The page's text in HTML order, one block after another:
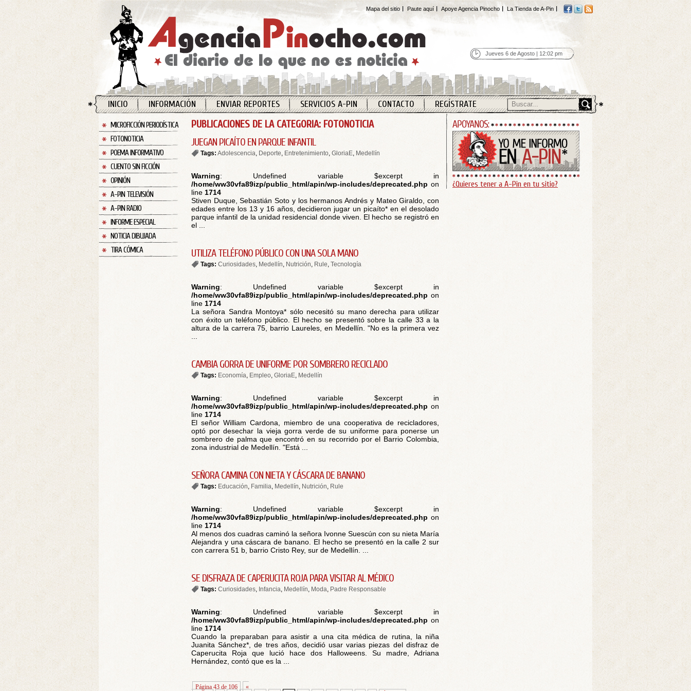
Mapa del sitio Paute aquí Apoye Agencia Pinocho La Tienda de A-Pin
Jueves 6 de Agosto | 12:02 pm
INICIO INFORMACIÓN ENVIAR REPORTES SERVICIOS A-PIN CONTACTO REGÍSTRATE
MICROFICCIÓN PERIODÍSTICA
FOTONOTICIA
POEMA INFORMATIVO
CUENTO SIN FICCIÓN
OPINIÓN
A-PIN TELEVISIÓN
A-PIN RADIO
INFORME ESPECIAL
NOTICIA DIBUJADA
TIRA CÓMICA
PUBLICACIONES DE LA CATEGORIA: FOTONOTICIA
JUEGAN PICAÍTO EN PARQUE INFANTIL
Tags: Adolescencia, Deporte, Entretenimiento, GloriaE, Medellín
Warning: Undefined variable $excerpt in
/home/ww30vfa89izp/public_html/apin/wp-includes/deprecated.php on
line 1714
Stiven Duque, Sebastián Soto y los hermanos Andrés y Mateo Giraldo, con
edades entre los 13 y 16 años, decidieron jugar un picaíto* en el desolado
parque infantil de la unidad residencial donde viven. El hecho se registró en
el ...
UTILIZA TELÉFONO PÚBLICO CON UNA SOLA MANO
Tags: Curiosidades, Medellín, Nutrición, Rule, Tecnología
Warning: Undefined variable $excerpt in
/home/ww30vfa89izp/public_html/apin/wp-includes/deprecated.php on
line 1714
La señora Sandra Montoya* sólo necesitó su mano derecha para utilizar
con éxito un teléfono público. El hecho se presentó sobre la calle 33 a la
altura de la carrera 75, barrio Laureles, en Medellín. "No es la primera vez
CAMBIA GORRA DE UNIFORME POR SOMBRERO RECICLADO
Tags: Economía, Empleo, GloriaE, Medellín
Warning: Undefined variable $excerpt in
/home/ww30vfa89izp/public_html/apin/wp-includes/deprecated.php on
line 1714
El señor William Cardona, miembro de una cooperativa de recicladores,
optó por desechar la vieja gorra verde de su uniforme para ponerse un
sombrero de palma que encontró en su recorrido por el Barrio Colombia,
zona industrial de Medellín. "Está ...
SEÑORA CAMINA CON NIETA Y CÁSCARA DE BANANO
Tags: Educación, Familia, Medellín, Nutrición, Rule
Warning: Undefined variable $excerpt in
/home/ww30vfa89izp/public_html/apin/wp-includes/deprecated.php on
line 1714
Al menos dos cuadras caminó la señora Ivonne Suescún con su nieta María
Alejandra y una cáscara de banano. El hecho se presentó en la calle 2 sur
con carrera 51 b, barrio Cristo Rey, sur de Medellín. ...
SE DISFRAZA DE CAPERUCITA ROJA PARA VISITAR AL MÉDICO
Tags: Curiosidades, Infancia, Medellín, Moda, Padre Responsable
Warning: Undefined variable $excerpt in
/home/ww30vfa89izp/public_html/apin/wp-includes/deprecated.php on
line 1714
Cuando la preparaban para asistir a una cita médica de rutina, la niña
Juanita Sánchez*, de tres años, decidió usar varias piezas del disfraz de
Caperucita Roja que lució hace dos Halloweens. Su madre, Adriana
Hernández, contó que es la ...
Página 43 de 106 «
¿Quieres tener a A-Pin en tu sitio?